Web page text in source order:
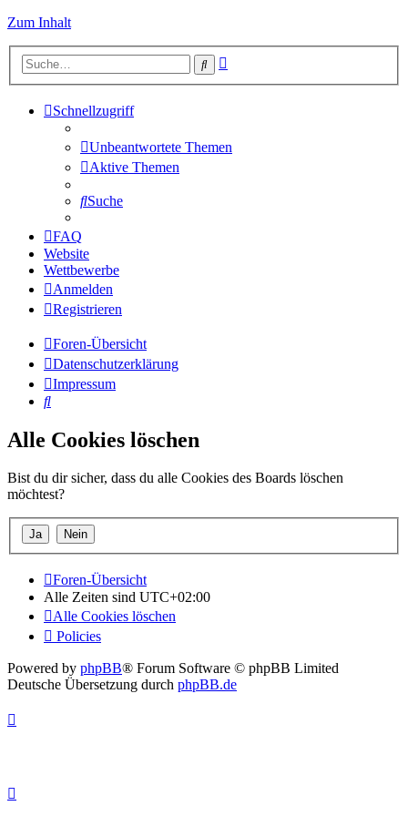
Zum Inhalt
Suche
Schnellzugriff
Unbeantwortete Themen
Aktive Themen
Suche
FAQ
Website
Wettbewerbe
Anmelden
Registrieren
Foren-Übersicht
Datenschutzerklärung
Impressum
Suche
Alle Cookies löschen
Bist du dir sicher, dass du alle Cookies des Boards löschen
möchtest?
Foren-Übersicht
Alle Zeiten sind UTC+02:00
Alle Cookies löschen
Policies
Powered by phpBB® Forum Software © phpBB Limited
Deutsche Übersetzung durch phpBB.de